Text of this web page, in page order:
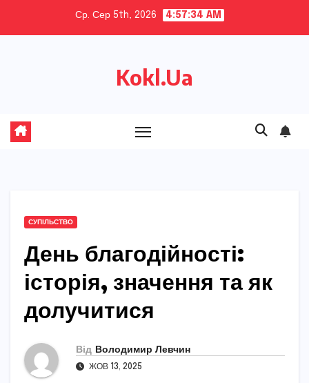
Ср. Сер 5th, 2026 4:57:36 AM
Kokl.Ua
СУПІЛЬСТВО
День благодійності:
історія, значення та як
долучитися
Від Володимир Левчин
ЖОВ 13, 2025